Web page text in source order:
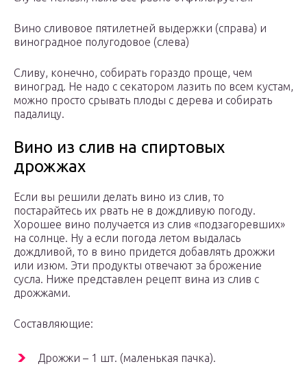
Вино сливовое пятилетней выдержки (справа) и
виноградное полугодовое (слева)
Сливу, конечно, собирать гораздо проще, чем
виноград. Не надо с секатором лазить по всем кустам,
можно просто срывать плоды с дерева и собирать
падалицу.
Вино из слив на спиртовых
дрожжах
Если вы решили делать вино из слив, то
постарайтесь их рвать не в дождливую погоду.
Хорошее вино получается из слив «подзагоревших»
на солнце. Ну а если погода летом выдалась
дождливой, то в вино придется добавлять дрожжи
или изюм. Эти продукты отвечают за брожение
сусла. Ниже представлен рецепт вина из слив с
дрожжами.
Составляющие:
Дрожжи – 1 шт. (маленькая пачка).